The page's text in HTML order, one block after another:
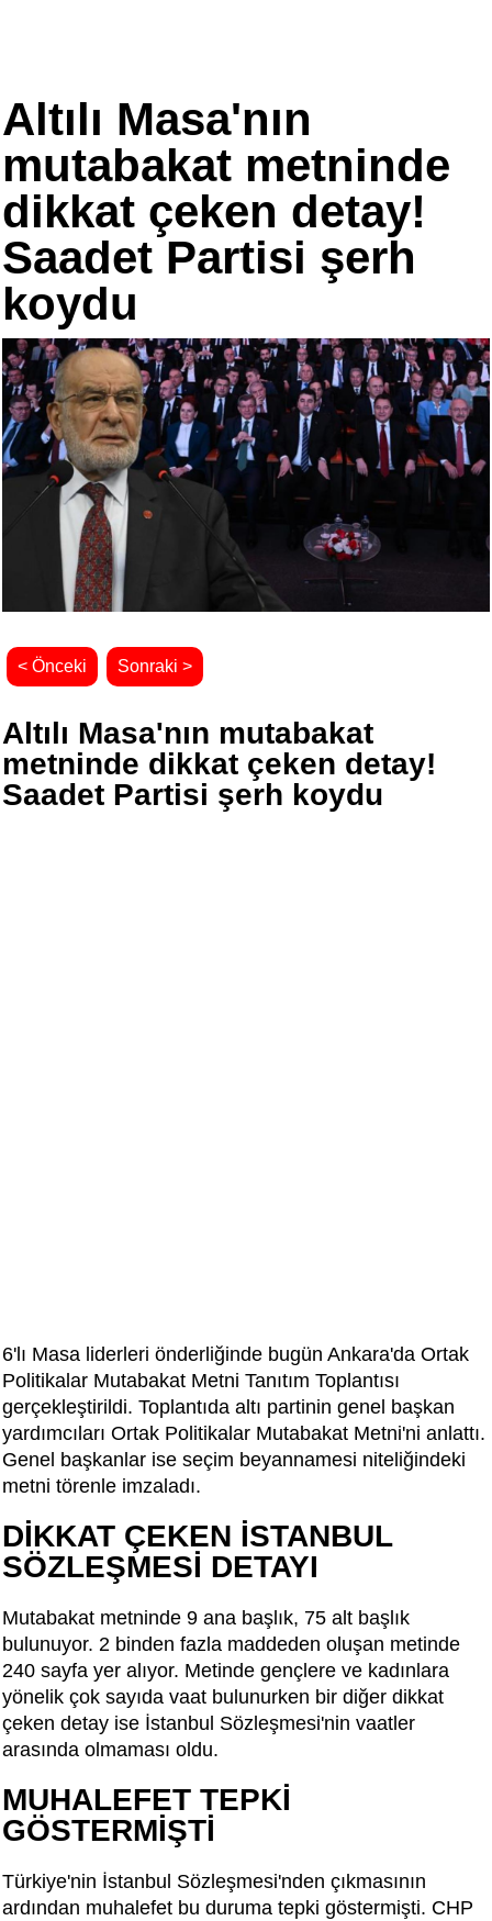
Altılı Masa'nın
mutabakat metninde
dikkat çeken detay!
Saadet Partisi şerh
koydu
< Önceki Sonraki >
Altılı Masa'nın mutabakat
metninde dikkat çeken detay!
Saadet Partisi şerh koydu
6'lı Masa liderleri önderliğinde bugün Ankara'da Ortak
Politikalar Mutabakat Metni Tanıtım Toplantısı
gerçekleştirildi. Toplantıda altı partinin genel başkan
yardımcıları Ortak Politikalar Mutabakat Metni'ni anlattı.
Genel başkanlar ise seçim beyannamesi niteliğindeki
metni törenle imzaladı.
DİKKAT ÇEKEN İSTANBUL
SÖZLEŞMESİ DETAYI
Mutabakat metninde 9 ana başlık, 75 alt başlık
bulunuyor. 2 binden fazla maddeden oluşan metinde
240 sayfa yer alıyor. Metinde gençlere ve kadınlara
yönelik çok sayıda vaat bulunurken bir diğer dikkat
çeken detay ise İstanbul Sözleşmesi'nin vaatler
arasında olmaması oldu.
MUHALEFET TEPKİ
GÖSTERMİŞTİ
Türkiye'nin İstanbul Sözleşmesi'nden çıkmasının
ardından muhalefet bu duruma tepki göstermişti. CHP